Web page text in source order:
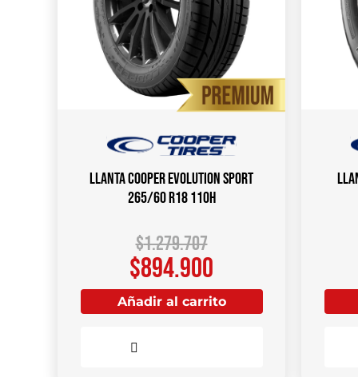
Llanta COOPER EVOLUTION SPORT
265/60 R18 110H
$1.279.707
$894.900
Añadir al carrito